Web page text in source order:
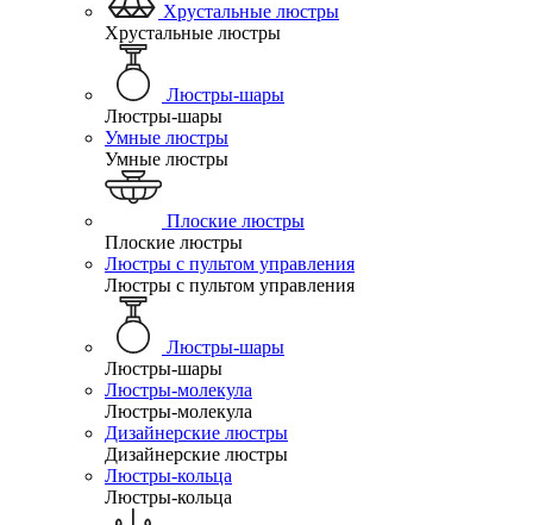
Хрустальные люстры
Хрустальные люстры
Люстры-шары
Люстры-шары
Умные люстры
Умные люстры
Плоские люстры
Плоские люстры
Люстры с пультом управления
Люстры с пультом управления
Люстры-шары
Люстры-шары
Люстры-молекула
Люстры-молекула
Дизайнерские люстры
Дизайнерские люстры
Люстры-кольца
Люстры-кольца